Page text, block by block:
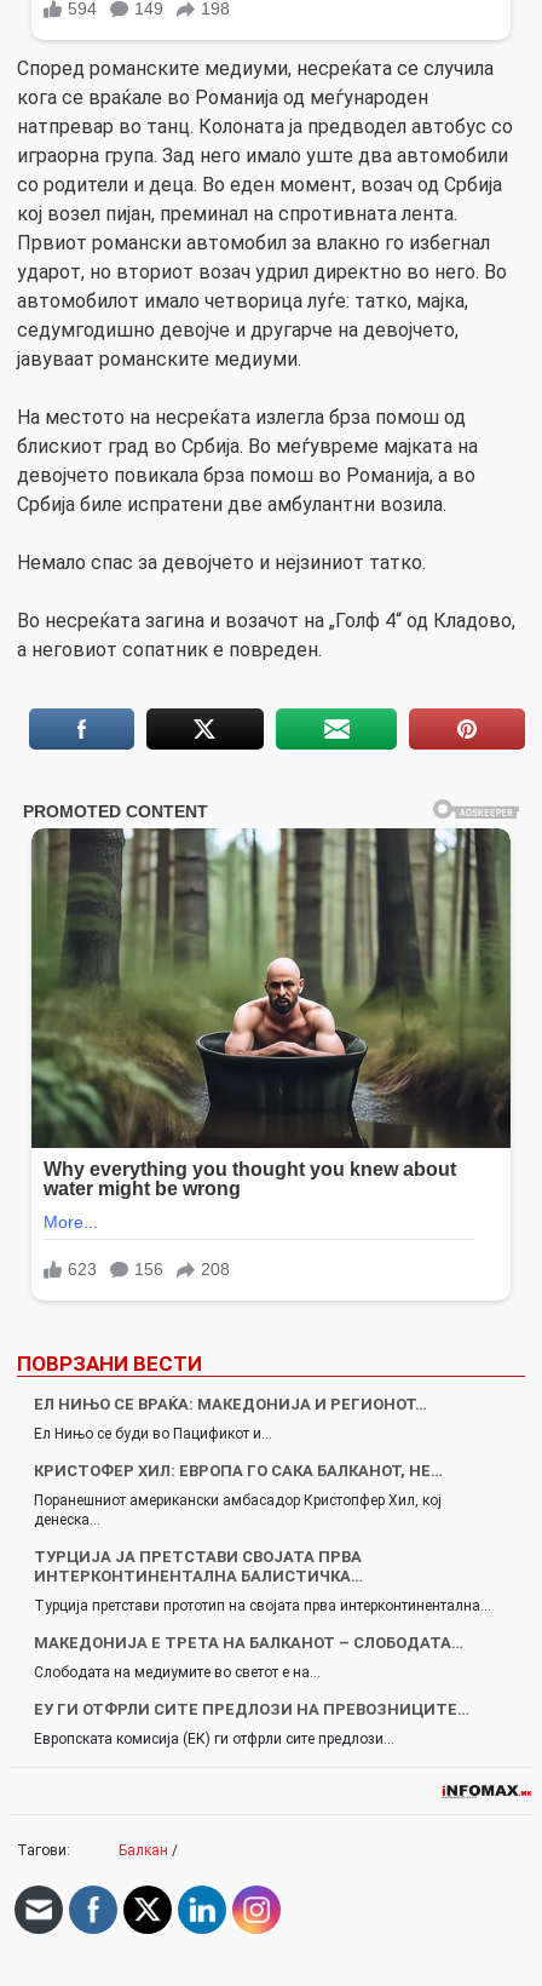
Според романските медиуми, несреќата се случила
кога се враќале во Романија од меѓународен
натпревар во танц. Колоната ја предводел автобус со
играорна група. Зад него имало уште два автомобили
со родители и деца. Во еден момент, возач од Србија
кој возел пијан, преминал на спротивната лента.
Првиот романски автомобил за влакно го избегнал
ударот, но вториот возач удрил директно во него. Во
автомобилот имало четворица луѓе: татко, мајка,
седумгодишно девојче и другарче на девојчето,
јавуваат романските медиуми.
На местото на несреќата излегла брза помош од
блискиот град во Србија. Во меѓувреме мајката на
девојчето повикала брза помош во Романија, а во
Србија биле испратени две амбулантни возила.
Немало спас за девојчето и нејзиниот татко.
Во несреќата загина и возачот на „Голф 4“ од Кладово,
а неговиот сопатник е повреден.
ПОВРЗАНИ ВЕСТИ
ЕЛ НИЊО СЕ ВРАЌА: МАКЕДОНИЈА И РЕГИОНОТ…
Ел Нињо се буди во Пацификот и…
КРИСТОФЕР ХИЛ: ЕВРОПА ГО САКА БАЛКАНОТ, НЕ…
Поранешниот американски амбасадор Кристопфер Хил, кој
денеска…
ТУРЦИЈА ЈА ПРЕТСТАВИ СВОЈАТА ПРВА
ИНТЕРКОНТИНЕНТАЛНА БАЛИСТИЧКА…
Турција претстави прототип на својата прва интерконтинентална…
МАКЕДОНИЈА Е ТРЕТА НА БАЛКАНОТ – СЛОБОДАТА…
Слободата на медиумите во светот е на…
ЕУ ГИ ОТФРЛИ СИТЕ ПРЕДЛОЗИ НА ПРЕВОЗНИЦИТЕ…
Европската комисија (ЕК) ги отфрли сите предлози…
Тагови: Балкан /